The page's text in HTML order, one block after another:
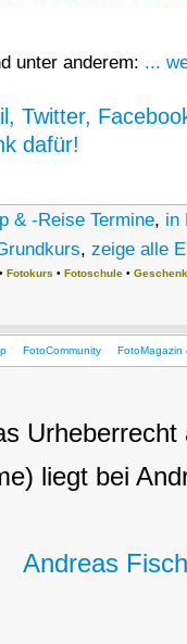
unter anderem: ...
Twitter,
dafür!
& -Reise Termine, in
, zeige alle
• Fotokurs • Fotoschule •
FotoCommunity FotoMagazin
Urheberrecht
liegt bei
Andreas